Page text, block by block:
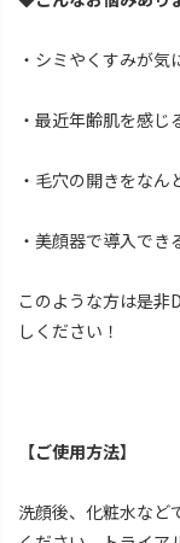
・シミやくすみが気
・最近年齢肌を感じ
・毛穴の開きをなん
・美顔器で導入でき
このような方は是非
しください！
【ご使用方法】
洗顔後、化粧水など